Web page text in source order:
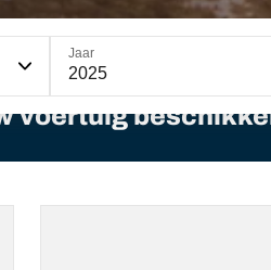
Jaar
2025
voertuig